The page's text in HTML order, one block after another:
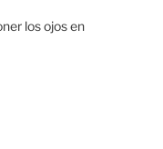
los ojos en